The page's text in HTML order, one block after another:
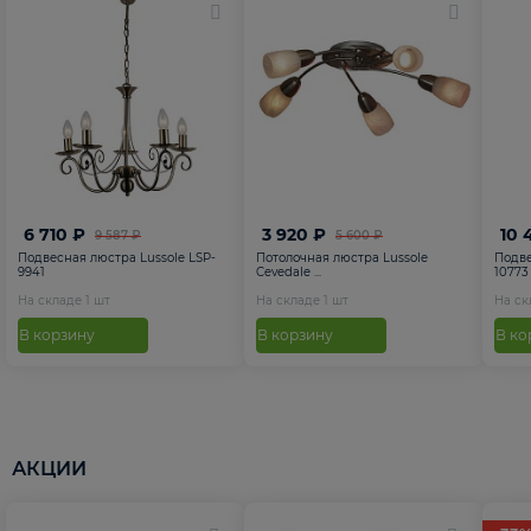
9 587 ₽
6 710 ₽
Подвесная люстра Lussole LSP-
9941
На складе 1 шт
В корзину
5 600 ₽
3 920 ₽
Потолочная люстра Lussole
Cevedale ...
На складе 1 шт
В корзину
10
10773
На
В
АКЦИИ